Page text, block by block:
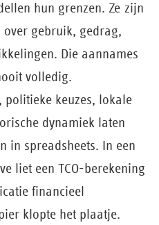
hun grenzen. Ze zijn
over gebruik, gedrag,
Die aannames
volledig.
politieke keuzes, lokale
dynamiek laten
in spreadsheets. In een
liet een TCO-berekening
financieel
klopte het plaatje.